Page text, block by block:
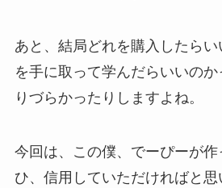
あと、結局どれを購入したら
を手に取って学んだらいいの
りづらかったりしますよね。
今回は、この僕、でーぴーが
ひ、信用していただければと思